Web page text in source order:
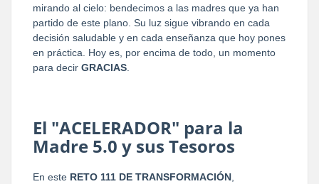
mirando al cielo: bendecimos a las madres que ya han
partido de este plano. Su luz sigue vibrando en cada
decisión saludable y en cada enseñanza que hoy pones
en práctica. Hoy es, por encima de todo, un momento
para decir GRACIAS.
El "ACELERADOR" para la
Madre 5.0 y sus Tesoros
En este RETO 111 DE TRANSFORMACIÓN,